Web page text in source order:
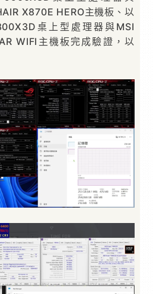
X870E HERO主機板、以
桌上型處理器與MSI
WIFI主機板完成驗證，以